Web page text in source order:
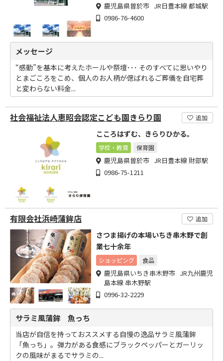
鹿児島県曽於市 JR日豊本線 都城駅
0986-76-4600
メッセージ
“感動”を基本に考えたホールや祭壇･･･ そのすべてに思いやり
とまごころをこめ、個人のお人柄が偲ばれるご葬儀を自宅葬
と変わらない料金...
社会福祉法人恵昭会認定こども園きらり園 追加
こころはずむ、きらりひかる。
学校・教育 保育園
鹿児島県曽於市 JR日豊本線 財部駅
0986-75-1211
有限会社浜崎蒲鉾店 追加
さつま揚げの本場いちき串木野で創
業七十余年
ショッピング 食品
鹿児島県いちき串木野市 JR九州鹿児
島本線 串木野駅
0996-32-2229
サラミ風蒲鉾 魚っち
当店が自信を持っておススメする自慢の逸品サラミ風蒲鉾
「魚っち」。弾力がある食感にブラックペッパーとガーリッ
クの風味がまるでサラミの...